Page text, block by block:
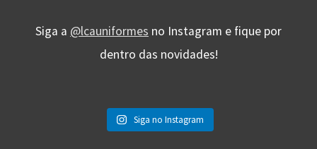
Siga a @lcauniformes no Instagram e fique por
dentro das novidades!
Siga no Instagram